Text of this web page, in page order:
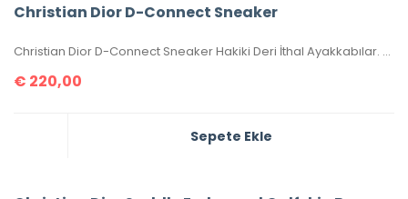
Christian Dior D-Connect Sneaker
Christian Dior D-Connect Sneaker Hakiki Deri İthal Ayakkabılar. Orijinaliyle birebir aynıdır. 36-37-38-39-40 numaralar mevcuttur. Standart kalıptır. Kutulu, toz torbalı, sertifikalıdır.
€ 220,00
Sepete Ekle